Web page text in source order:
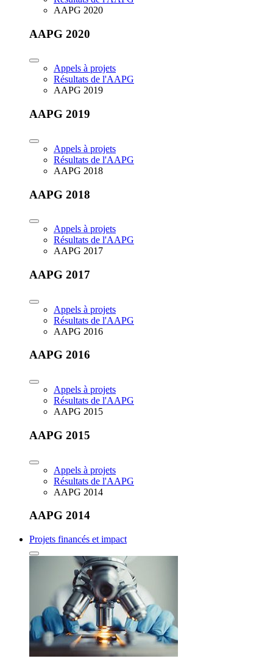
AAPG 2020
AAPG 2020
Appels à projets
Résultats de l'AAPG
AAPG 2019
AAPG 2019
Appels à projets
Résultats de l'AAPG
AAPG 2018
AAPG 2018
Appels à projets
Résultats de l'AAPG
AAPG 2017
AAPG 2017
Appels à projets
Résultats de l'AAPG
AAPG 2016
AAPG 2016
Appels à projets
Résultats de l'AAPG
AAPG 2015
AAPG 2015
Appels à projets
Résultats de l'AAPG
AAPG 2014
AAPG 2014
Projets financés et impact